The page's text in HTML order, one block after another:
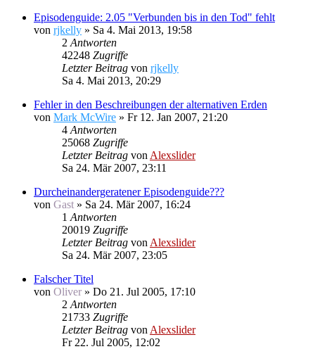
Episodenguide: 2.05 "Verbunden bis in den Tod" fehlt
von rjkelly » Sa 4. Mai 2013, 19:58
2 Antworten
42248 Zugriffe
Letzter Beitrag von rjkelly
Sa 4. Mai 2013, 20:29
Fehler in den Beschreibungen der alternativen Erden
von Mark McWire » Fr 12. Jan 2007, 21:20
4 Antworten
25068 Zugriffe
Letzter Beitrag von Alexslider
Sa 24. Mär 2007, 23:11
Durcheinandergeratener Episodenguide???
von Gast » Sa 24. Mär 2007, 16:24
1 Antworten
20019 Zugriffe
Letzter Beitrag von Alexslider
Sa 24. Mär 2007, 23:05
Falscher Titel
von Oliver » Do 21. Jul 2005, 17:10
2 Antworten
21733 Zugriffe
Letzter Beitrag von Alexslider
Fr 22. Jul 2005, 12:02